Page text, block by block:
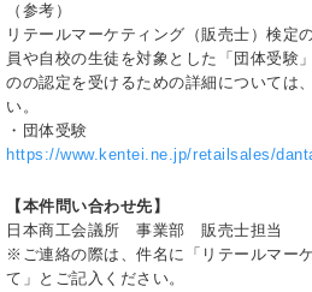
（参考）
リテールマーケティング（販売士）検定
員や自校の生徒を対象とした「団体受験
のの認定を受けるための詳細については
い。
・団体受験
https://www.kentei.ne.jp/retailsales/
【本件問い合わせ先】
日本商工会議所 事業部 販売士担当
※ご連絡の際は、件名に「リテールマー
て」とご記入ください。